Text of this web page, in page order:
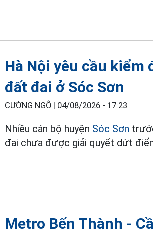
Hà Nội yêu cầu kiểm
đất đai ở Sóc Sơn
CƯỜNG NGÔ | 04/08/2026 - 17:23
Nhiều cán bộ huyện Sóc Sơn
đai chưa được giải quyết dứt
Metro Bến Thành -